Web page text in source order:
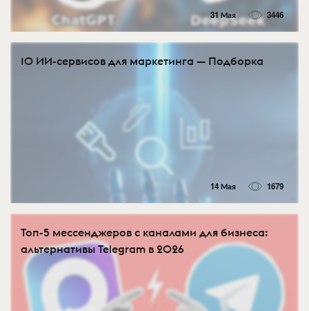
31 Мая 3446
10 ИИ-сервисов для маркетинга — Подборка
14 Мая 1679
Топ-5 мессенджеров с каналами для бизнеса:
альтернативы Telegram в 2026